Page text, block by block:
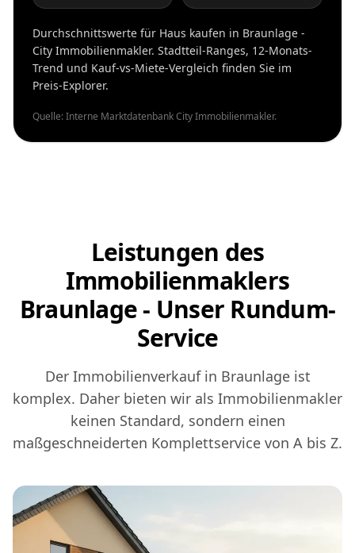
Durchschnittswerte für Haus kaufen in Braunlage -
City Immobilienmakler. Stadtteil-Ranges, 12-Monats-
Trend und Kauf-vs-Miete-Vergleich finden Sie im
Preis-Explorer.
Quelle: Interne Marktdatenbank City Immobilienmakler.
Leistungen des
Immobilienmaklers
Braunlage - Unser Rundum-
Service
Der Immobilienverkauf in Braunlage ist
komplex. Daher bieten wir als Immobilienmakler
keinen Standard, sondern einen
maßgeschneiderten Komplettservice von A bis Z.